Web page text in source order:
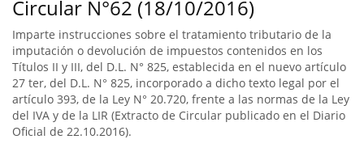
Circular N°62 (18/10/2016)
Imparte instrucciones sobre el tratamiento tributario de la
imputación o devolución de impuestos contenidos en los
Títulos II y III, del D.L. N° 825, establecida en el nuevo artículo
27 ter, del D.L. N° 825, incorporado a dicho texto legal por el
artículo 393, de la Ley N° 20.720, frente a las normas de la Ley
del IVA y de la LIR (Extracto de Circular publicado en el Diario
Oficial de 22.10.2016).